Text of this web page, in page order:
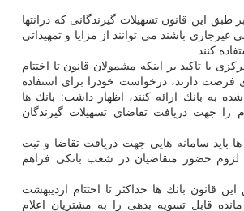
طبق این قانون تسهیلات گیرندگانی كه درانتها
بدهی غیرجاری باشند می توانند از مزایا و تمهیداتی
كنند.
با تاكید بر اینكه مشمولان قانون تا اختتام
فرصت دارند، درخواست خودرا برای استفاده
شده به بانك ارائه كنند، اظهار داشت: بانك ها
را جهت دریافت تقاضای تسهیلات گیرندگان
باید سامانه هایی جهت دریافت تقاضا و ثبت
لزوم حضور متقاضیان در شعب بانكی فراهم
قانون بانك ها حداكثر تا اختتام اردیبهشت
مانده قابل تسویه بدهی را به مشتریان اعلام